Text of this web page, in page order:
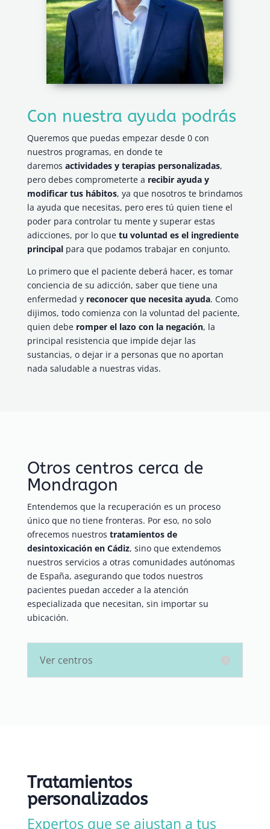
Con nuestra ayuda podrás
Queremos que puedas empezar desde 0 con
nuestros programas, en donde te
daremos actividades y terapias personalizadas,
pero debes comprometerte a recibir ayuda y
modificar tus hábitos, ya que nosotros te brindamos
la ayuda que necesitas, pero eres tú quien tiene el
poder para controlar tu mente y superar estas
adicciones, por lo que tu voluntad es el ingrediente
principalpara que podamos trabajar en conjunto.
Lo primero que el paciente deberá hacer, es tomar
conciencia de su adicción, saber que tiene una
enfermedad y reconocer que necesita ayuda. Como
dijimos, todo comienza con la voluntad del paciente,
quien debe romper el lazo con la negación, la
principal resistencia que impide dejar las
sustancias, o dejar ir a personas que no aportan
nada saludable a nuestras vidas.
Otros centros cerca de
Mondragon
Entendemos que la recuperación es un proceso
único que no tiene fronteras. Por eso, no solo
ofrecemos nuestros tratamientos de
desintoxicación en Cádiz, sino que extendemos
nuestros servicios a otras comunidades autónomas
de España, asegurando que todos nuestros
pacientes puedan acceder a la atención
especializada que necesitan, sin importar su
ubicación.
Ver centros
Tratamientos
personalizados
Expertos que se ajustan a tus